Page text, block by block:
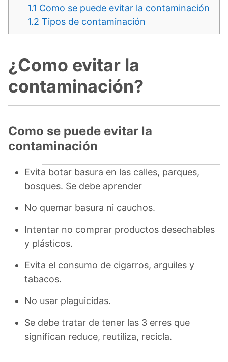
1.1 Como se puede evitar la contaminación
1.2 Tipos de contaminación
¿Como evitar la
contaminación?
Como se puede evitar la
contaminación
Evita botar basura en las calles, parques,
bosques. Se debe aprender
No quemar basura ni cauchos.
Intentar no comprar productos desechables
y plásticos.
Evita el consumo de cigarros, arguiles y
tabacos.
No usar plaguicidas.
Se debe tratar de tener las 3 erres que
significan reduce, reutiliza, recicla.